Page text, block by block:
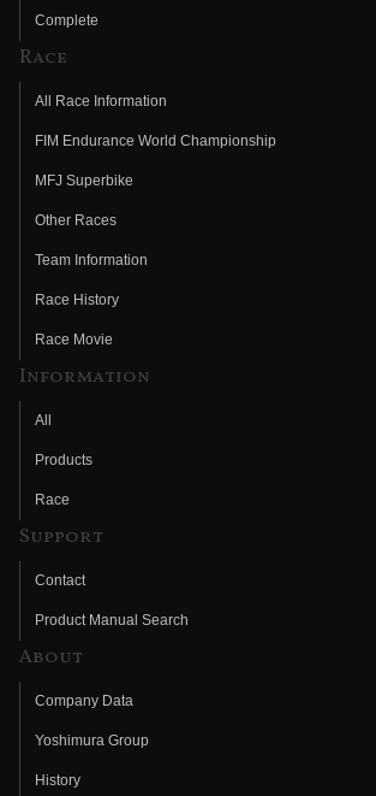
Complete
Race
All Race Information
FIM Endurance World Championship
MFJ Superbike
Other Races
Team Information
Race History
Race Movie
Information
All
Products
Race
Support
Contact
Product Manual Search
About
Company Data
Yoshimura Group
History